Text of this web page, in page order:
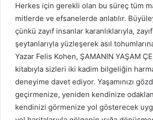
Herkes için gerekli olan bu süreç tüm
mitlerde ve efsanelerde anlatılır.
çünkü zayıf insanlar karanlıklarıyla,
şeytanlarıyla yüzleşerek asıl
Yazar Felis Kohen, ŞAMANIN YAŞAM
kitabıyla sizleri iki kadim bilgeliğin
deneyime davet ediyor. Yaşamınızı
geçirmenize, yeniden kendinize
kendinizi görmenize yol gösterecek